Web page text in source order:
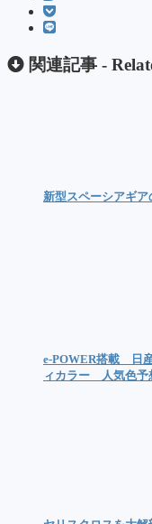
関連記事 -
新型スペーシアギ
e-POWER搭載 日
ィカラー 人気色予